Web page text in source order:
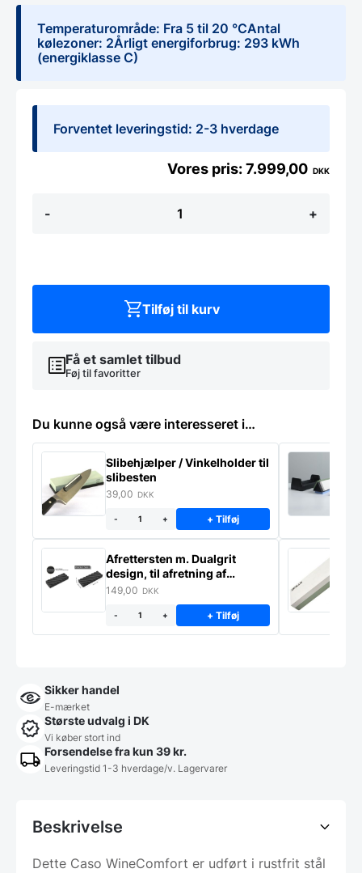
Temperaturområde: Fra 5 til 20 °CAntal
kølezoner: 2Årligt energiforbrug: 293 kWh
(energiklasse C)
Forventet leveringstid: 2-3 hverdage
-
WineComfort
antal
+
7.999,00 DKK
Få et samlet tilbud
Føj til favoritter
Tilføj til kurv
Du kunne også være interesseret i…
Slibehjælper / Vinkelholder til
slibesten
39,00 DKK
- + + Tilføj
Afrettersten m. Dualgrit
design, til afretning af
slibesten
149,00 DKK
- + + Tilføj
Sikker handel
E-mærket
Største udvalg i DK
Vi køber stort ind
Forsendelse fra kun 39 kr.
Leveringstid 1-3 hverdage/v. Lagervarer
Beskrivelse
Dette Caso WineComfort er udført i rustfrit stål